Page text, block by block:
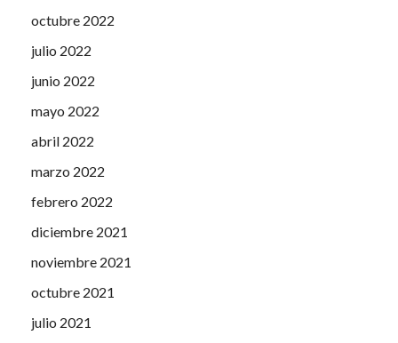
octubre 2022
julio 2022
junio 2022
mayo 2022
abril 2022
marzo 2022
febrero 2022
diciembre 2021
noviembre 2021
octubre 2021
julio 2021